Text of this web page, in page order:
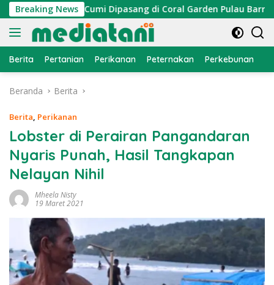
Langsung
ke
konten
Breaking News
Atraktor Cumi Dipasang di Coral Garden Pulau Barrang
Berita Pertanian Perikanan Peternakan Perkebunan
Beranda Berita
Berita, Perikanan
Lobster di Perairan Pangandaran
Nyaris Punah, Hasil Tangkapan
Nelayan Nihil
Mheela Nisty
19 Maret 2021